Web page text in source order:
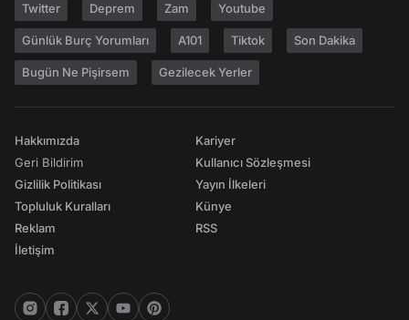
Twitter Deprem Zam Youtube
Günlük Burç Yorumları A101 Tiktok Son Dakika
Bugün Ne Pişirsem Gezilecek Yerler
Hakkımızda
Geri Bildirim
Gizlilik Politikası
Topluluk Kuralları
Reklam
İletişim
Kariyer
Kullanıcı Sözleşmesi
Yayın İlkeleri
Künye
RSS